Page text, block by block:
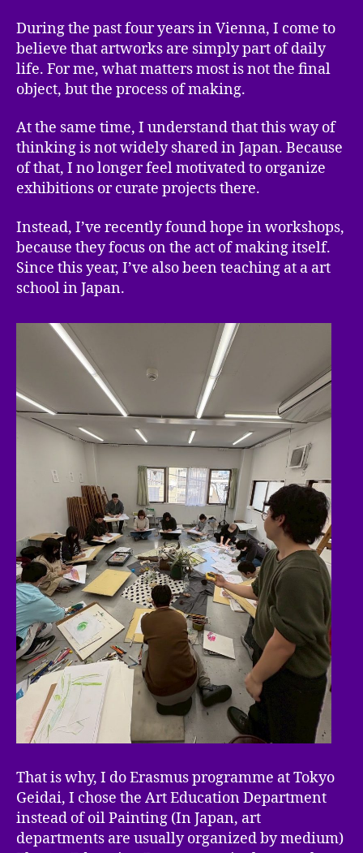
During the past four years in Vienna, I come to
believe that artworks are simply part of daily
life. For me, what matters most is not the final
object, but the process of making.
At the same time, I understand that this way of
thinking is not widely shared in Japan. Because
of that, I no longer feel motivated to organize
exhibitions or curate projects there.
Instead, I’ve recently found hope in workshops,
because they focus on the act of making itself.
Since this year, I’ve also been teaching at a art
school in Japan.
That is why, I do Erasmus programme at Tokyo
Geidai, I chose the Art Education Department
instead of oil Painting (In Japan, art
departments are usually organized by medium)